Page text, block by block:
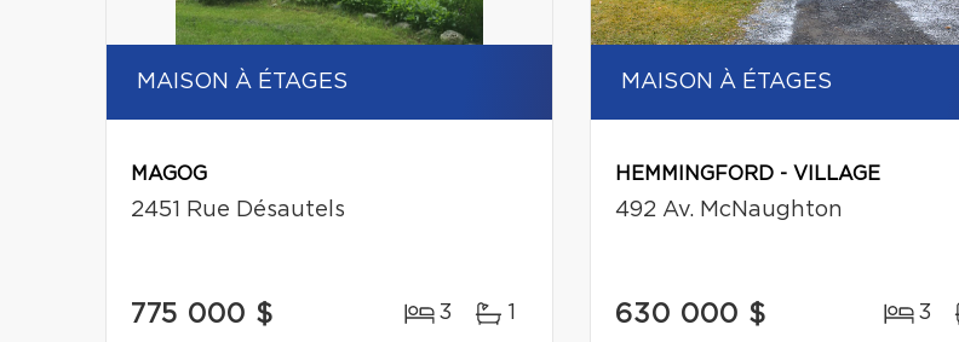
MAISON À ÉTAGES
MAGOG
2451 Rue Désautels
775 000 $ 3 1
MAISON À ÉTAGES
HEMMINGFORD - VILLAGE
492 Av. McNaughton
630 000 $ 3